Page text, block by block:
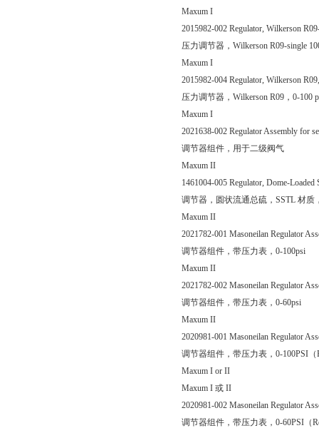
Maxum I
2015982-002 Regulator, Wilkerson
压力调节器，Wilkerson R09-single
Maxum I
2015982-004 Regulator, Wilkerson
压力调节器，Wilkerson R09，0-100
Maxum I
2021638-002 Regulator Assembly for
调节器组件，用于二级阀气
Maxum II
1461004-005 Regulator, Dome-
调节器，圆状流通总硫，SSTL 材质
Maxum II
2021782-001 Masoneilan Regulator
调节器组件，带压力表，0-100psi
Maxum II
2021782-002 Masoneilan Regulator
调节器组件，带压力表，0-60psi
Maxum II
2020981-001 Masoneilan Regulator
调节器组件，带压力表，0-100PSI（
Maxum I or II
Maxum I 或 II
2020981-002 Masoneilan Regulator
调节器组件，带压力表，0-60PSI（